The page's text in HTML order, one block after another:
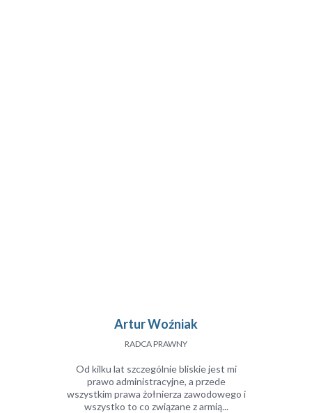
Artur Woźniak
RADCA PRAWNY
Od kilku lat szczególnie bliskie jest mi
prawo administracyjne, a przede
wszystkim prawa żołnierza zawodowego i
wszystko to co związane z armią...